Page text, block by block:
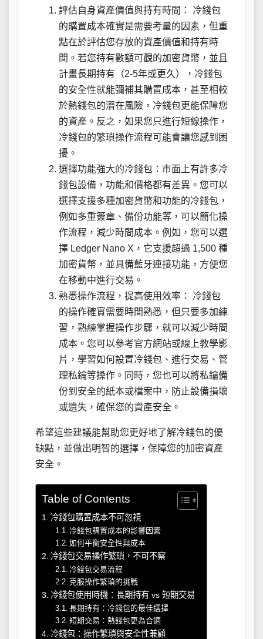
評估自身資產價值與持有時間： 冷錢包
的購置成本確實是需要考量的因素，但重
點在於評估您存放的資產價值和持有時
間。若您持有數額可觀的加密貨幣，並且
計畫長期持有（2-5年或更久），冷錢包
的安全性就能彌補其購置成本，甚至相較
於熱錢包的潛在風險，冷錢包更能保障您
的資產。反之，如果您只進行短線操作，
冷錢包的繁瑣操作流程可能會讓您感到困
擾。
選擇功能強大的冷錢包：市面上有許多冷
錢包設備，功能和價格都有差異。您可以
選擇支援多種加密貨幣和功能的冷錢包，
例如多重簽章、備份功能等，可以簡化操
作流程，減少時間成本。例如，您可以選
擇 Ledger Nano X，它支援超過 1,500 種
加密貨幣，並具備藍牙連接功能，方便您
在移動中進行交易。
熟悉操作流程，提高使用效率： 冷錢包
的操作確實需要時間熟悉，但只要多加練
習，熟練掌握操作步驟，就可以減少時間
成本。您可以參考官方網站或線上教學影
片，學習如何設置冷錢包、進行交易、管
理私鑰等操作。同時，您也可以將私鑰備
份到安全的紙本或檔案中，防止設備損壞
或遺失，確保您的資產安全。
希望這些建議能幫助您更好地了解冷錢包的優
缺點，並做出明智的選擇，保障您的加密資產
安全。
Table of Contents
冷錢包購置成本不可忽視
冷錢包購置成本的影響因素
如何平衡安全性與成本
冷錢包交易操作繁瑣，不可不察
冷錢包交易流程
克服操作繁瑣的挑戰
冷錢包使用時機：長期持有 vs 短期交易
長期持有：冷錢包的最佳選擇
短期交易：熱錢包更為合適
冷錢包：操作繁瑣與安全性兼顧